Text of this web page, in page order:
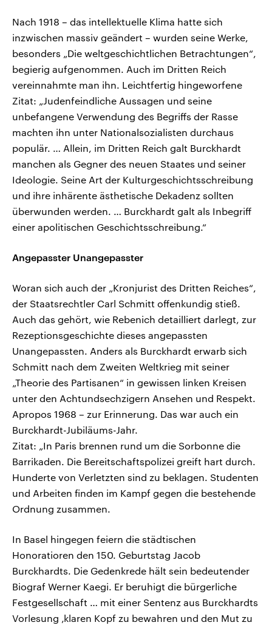
Nach 1918 – das intellektuelle Klima hatte sich
inzwischen massiv geändert – wurden seine Werke,
besonders „Die weltgeschichtlichen Betrachtungen“,
begierig aufgenommen. Auch im Dritten Reich
vereinnahmte man ihn. Leichtfertig hingeworfene
Zitat: „Judenfeindliche Aussagen und seine
unbefangene Verwendung des Begriffs der Rasse
machten ihn unter Nationalsozialisten durchaus
populär. … Allein, im Dritten Reich galt Burckhardt
manchen als Gegner des neuen Staates und seiner
Ideologie. Seine Art der Kulturgeschichtsschreibung
und ihre inhärente ästhetische Dekadenz sollten
überwunden werden. … Burckhardt galt als Inbegriff
einer apolitischen Geschichtsschreibung.“
Angepasster Unangepasster
Woran sich auch der „Kronjurist des Dritten Reiches“,
der Staatsrechtler Carl Schmitt offenkundig stieß.
Auch das gehört, wie Rebenich detailliert darlegt, zur
Rezeptionsgeschichte dieses angepassten
Unangepassten. Anders als Burckhardt erwarb sich
Schmitt nach dem Zweiten Weltkrieg mit seiner
„Theorie des Partisanen“ in gewissen linken Kreisen
unter den Achtundsechzigern Ansehen und Respekt.
Apropos 1968 – zur Erinnerung. Das war auch ein
Burckhardt-Jubiläums-Jahr.
Zitat: „In Paris brennen rund um die Sorbonne die
Barrikaden. Die Bereitschaftspolizei greift hart durch.
Hunderte von Verletzten sind zu beklagen. Studenten
und Arbeiten finden im Kampf gegen die bestehende
Ordnung zusammen.
In Basel hingegen feiern die städtischen
Honoratioren den 150. Geburtstag Jacob
Burckhardts. Die Gedenkrede hält sein bedeutender
Biograf Werner Kaegi. Er beruhigt die bürgerliche
Festgesellschaft … mit einer Sentenz aus Burckhardts
Vorlesung ‚klaren Kopf zu bewahren und den Mut zu